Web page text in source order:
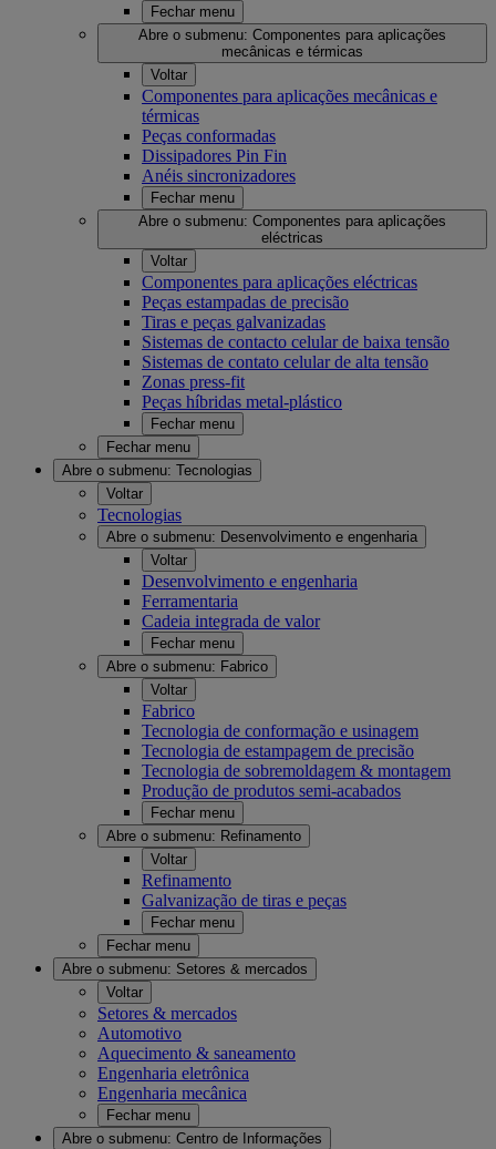
Fechar menu
Abre o submenu: Componentes para aplicações
mecânicas e térmicas
Voltar
Componentes para aplicações mecânicas e
térmicas
Peças conformadas
Dissipadores Pin Fin
Anéis sincronizadores
Fechar menu
Abre o submenu: Componentes para aplicações
eléctricas
Voltar
Componentes para aplicações eléctricas
Peças estampadas de precisão
Tiras e peças galvanizadas
Sistemas de contacto celular de baixa tensão
Sistemas de contato celular de alta tensão
Zonas press-fit
Peças híbridas metal-plástico
Fechar menu
Fechar menu
Abre o submenu: Tecnologias
Voltar
Tecnologias
Abre o submenu: Desenvolvimento e engenharia
Voltar
Desenvolvimento e engenharia
Ferramentaria
Cadeia integrada de valor
Fechar menu
Abre o submenu: Fabrico
Voltar
Fabrico
Tecnologia de conformação e usinagem
Tecnologia de estampagem de precisão
Tecnologia de sobremoldagem & montagem
Produção de produtos semi-acabados
Fechar menu
Abre o submenu: Refinamento
Voltar
Refinamento
Galvanização de tiras e peças
Fechar menu
Fechar menu
Abre o submenu: Setores & mercados
Voltar
Setores & mercados
Automotivo
Aquecimento & saneamento
Engenharia eletrônica
Engenharia mecânica
Fechar menu
Abre o submenu: Centro de Informações